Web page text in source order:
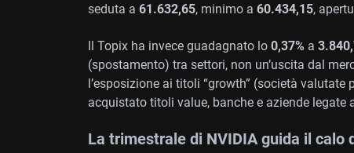
seduta a 61.632,65, minimo a 60.434,15,
Il Topix ha invece guadagnato lo 0,37% a
(spostamento) tra settori, non un’uscita dal
l’esposizione ai titoli “growth” (società
acquistato titoli value, banche e aziende legate
La trimestrale di NVIDIA guida il calo